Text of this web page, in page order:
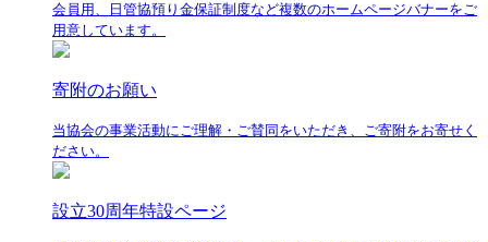
会員用、日管協預り金保証制度など複数のホームページバナーをご
用意しています。
寄附のお願い
当協会の事業活動にご理解・ご賛同をいただき、ご寄附をお寄せく
ださい。
設立30周年特設ページ